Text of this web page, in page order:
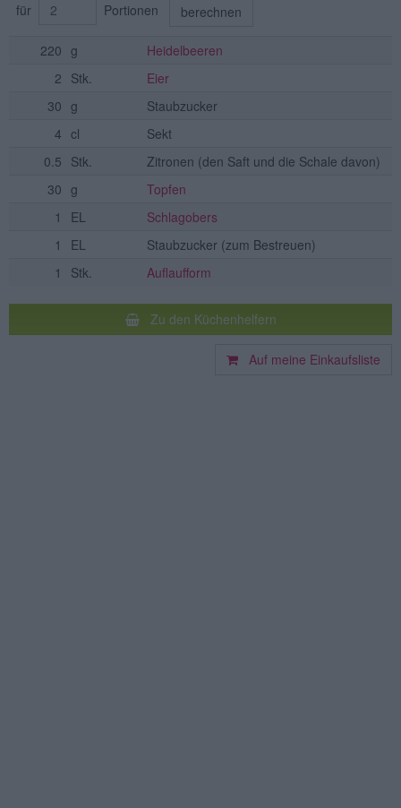
für Portionen berechnen
220 g
Heidelbeeren
2 Stk.
Eier
30 g
Staubzucker
4 cl
Sekt
0.5 Stk. Zitronen (den Saft und die Schale davon)
30 g
Topfen
1
EL
Schlagobers
1
EL Staubzucker (zum Bestreuen)
1
Stk. Auflaufform
Zu den Küchenhelfern
Auf meine Einkaufsliste